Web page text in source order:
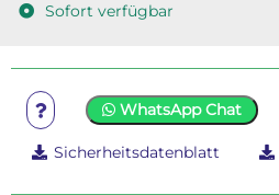
Sofort verfügbar
WhatsApp Chat
Sicherheitsdatenblatt